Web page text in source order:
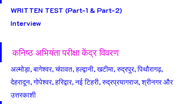
WRITTEN TEST (Part-1 & Part-2)
Interview
कनिष्ठ अभियंता परीक्षा केंद्र विवरण
अल्मोड़ा, बागेश्वर, चंपावत, हल्द्वानी, खटीमा, रुद्रपुर, पिथौरागढ़,
देहरादून, गोपेश्वर, हरिद्वार, नई टिहरी, रुद्रप्रयागराज, श्रीनगर और
उत्तरकाशी